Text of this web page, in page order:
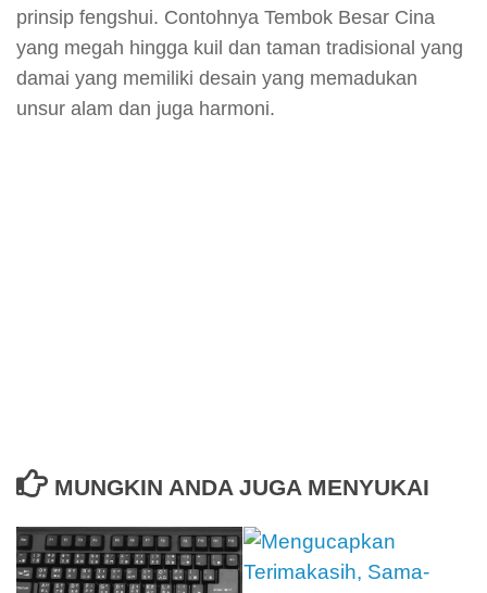
prinsip fengshui. Contohnya Tembok Besar Cina
yang megah hingga kuil dan taman tradisional yang
damai yang memiliki desain yang memadukan
unsur alam dan juga harmoni.
MUNGKIN ANDA JUGA MENYUKAI